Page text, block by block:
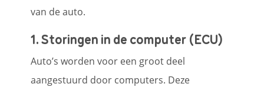
van de auto.
1. Storingen in de computer (ECU)
Auto’s worden voor een groot deel
aangestuurd door computers. Deze